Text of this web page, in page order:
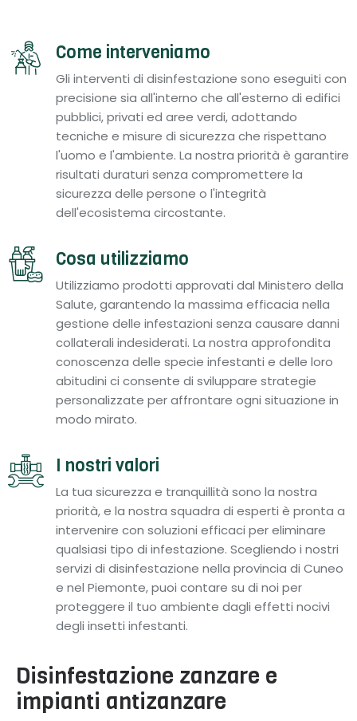
Come interveniamo
Gli interventi di disinfestazione sono eseguiti con
precisione sia all'interno che all'esterno di edifici
pubblici, privati ed aree verdi, adottando
tecniche e misure di sicurezza che rispettano
l'uomo e l'ambiente. La nostra priorità è garantire
risultati duraturi senza compromettere la
sicurezza delle persone o l'integrità
dell'ecosistema circostante.
Cosa utilizziamo
Utilizziamo prodotti approvati dal Ministero della
Salute, garantendo la massima efficacia nella
gestione delle infestazioni senza causare danni
collaterali indesiderati. La nostra approfondita
conoscenza delle specie infestanti e delle loro
abitudini ci consente di sviluppare strategie
personalizzate per affrontare ogni situazione in
modo mirato.
I nostri valori
La tua sicurezza e tranquillità sono la nostra
priorità, e la nostra squadra di esperti è pronta a
intervenire con soluzioni efficaci per eliminare
qualsiasi tipo di infestazione. Scegliendo i nostri
servizi di disinfestazione nella provincia di Cuneo
e nel Piemonte, puoi contare su di noi per
proteggere il tuo ambiente dagli effetti nocivi
degli insetti infestanti.
Disinfestazione zanzare e
impianti antizanzare